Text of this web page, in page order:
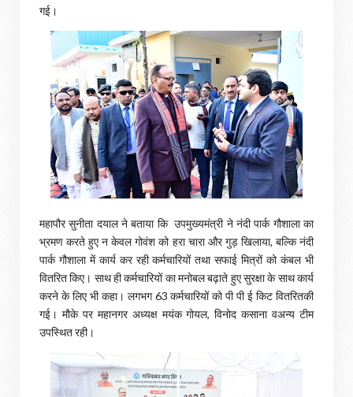
गई।
महापौर सुनीता दयाल ने बताया कि उपमुख्यमंत्री ने नंदी पार्क गौशाला का
भ्रमण करते हुए न केवल गोवंश को हरा चारा और गुड़ खिलाया, बल्कि नंदी
पार्क गौशाला में कार्य कर रही कर्मचारियों तथा सफाई मित्रों को कंबल भी
वितरित किए। साथ ही कर्मचारियों का मनोबल बढ़ाते हुए सुरक्षा के साथ कार्य
करने के लिए भी कहा। लगभग 63 कर्मचारियों को पी पी ई किट वितरितकी
गई। मौके पर महानगर अध्यक्ष मयंक गोयल, विनोद कसाना वअन्य टीम
उपस्थित रही।